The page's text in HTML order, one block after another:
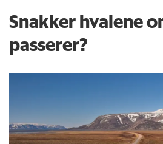
Snakker hvalene
passerer?